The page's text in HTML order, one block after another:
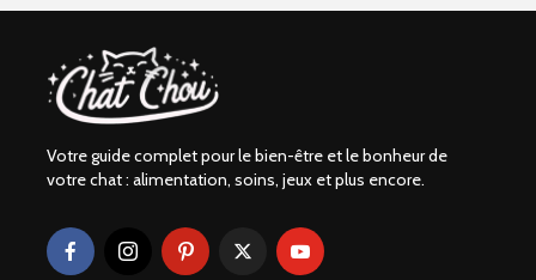
Votre guide complet pour le bien-être et le bonheur de
votre chat : alimentation, soins, jeux et plus encore.